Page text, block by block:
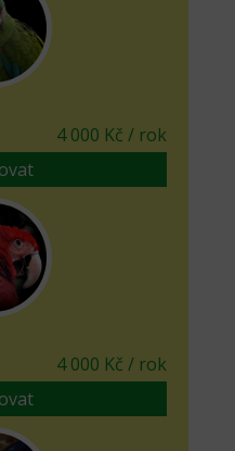
4 000 Kč / rok
4 000 Kč / rok